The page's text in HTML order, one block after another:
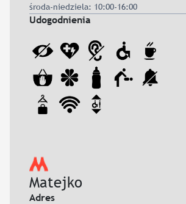
środa-niedziela: 10:00-16:00
Udogodnienia
Matejko
Adres